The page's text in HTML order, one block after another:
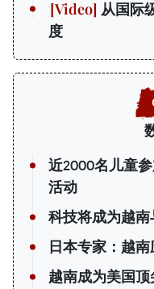
从国际
度
近2000名儿童
活动
科技将成为越
日本专家：越
越南成为美国